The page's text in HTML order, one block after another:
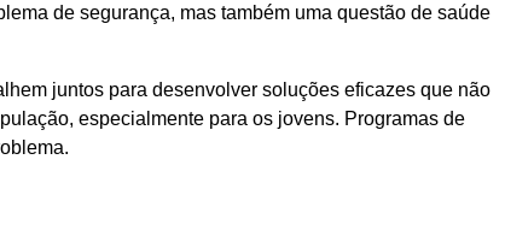
de segurança, mas também uma questão de saúde
juntos para desenvolver soluções eficazes que não
especialmente para os jovens. Programas de